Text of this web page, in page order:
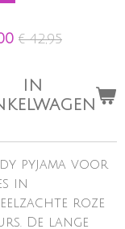
€ 42,95
IN
pyjama voor
in
roze
De lange